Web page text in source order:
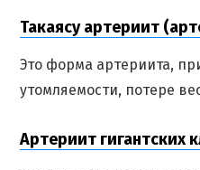
Такаясу артериит
Это форма артериита,
утомляемости, потере
Артериит гигантских